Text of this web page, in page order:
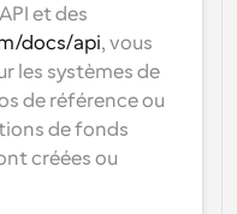
et des
docs/api, vous
les systèmes de
de référence ou
de fonds
créées ou